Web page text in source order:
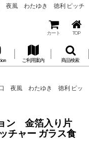
夜風 わたゆき 徳利 ピッチ
カート TOP
ご利用案内 商品検索
口 夜風 わたゆき 徳利 ピッ
ン 金箔入り片
ャー ガラス食